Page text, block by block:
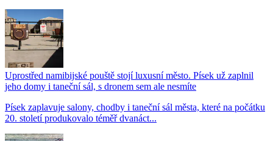
Uprostřed namibijské pouště stojí luxusní město. Písek už zaplnil
jeho domy i taneční sál, s dronem sem ale nesmíte
Písek zaplavuje salony, chodby i taneční sál města, které na počátku
20. století produkovalo téměř dvanáct...